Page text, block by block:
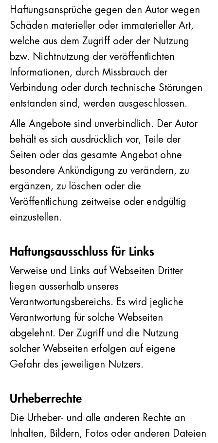
Haftungsansprüche gegen den Autor wegen
Schäden materieller oder immaterieller Art,
welche aus dem Zugriff oder der Nutzung
bzw. Nichtnutzung der veröffentlichten
Informationen, durch Missbrauch der
Verbindung oder durch technische Störungen
entstanden sind, werden ausgeschlossen.
Alle Angebote sind unverbindlich. Der Autor
behält es sich ausdrücklich vor, Teile der
Seiten oder das gesamte Angebot ohne
besondere Ankündigung zu verändern, zu
ergänzen, zu löschen oder die
Veröffentlichung zeitweise oder endgültig
einzustellen.
Haftungsausschluss für Links
Verweise und Links auf Webseiten Dritter
liegen ausserhalb unseres
Verantwortungsbereichs. Es wird jegliche
Verantwortung für solche Webseiten
abgelehnt. Der Zugriff und die Nutzung
solcher Webseiten erfolgen auf eigene
Gefahr des jeweiligen Nutzers.
Urheberrechte
Die Urheber- und alle anderen Rechte an
Inhalten, Bildern, Fotos oder anderen Dateien